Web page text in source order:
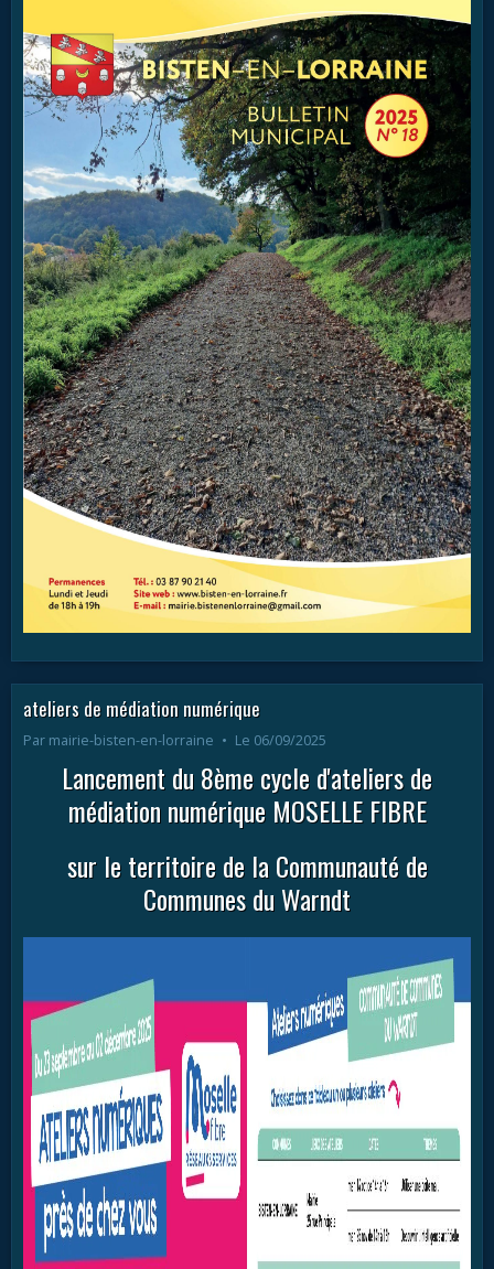
ateliers de médiation numérique
Par mairie-bisten-en-lorraine Le 06/09/2025
Lancement du 8ème cycle d'ateliers de
médiation numérique MOSELLE FIBRE
sur le territoire de la Communauté de
Communes du Warndt